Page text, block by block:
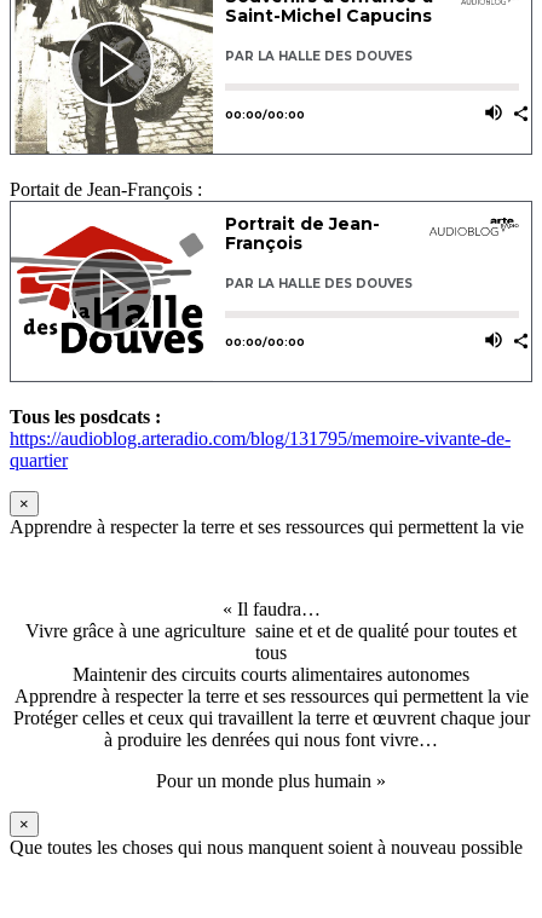
Portait de Jean-François :
Tous les posdcats :
https://audioblog.arteradio.com/blog/131795/memoire-vivante-de-
quartier
×
Apprendre à respecter la terre et ses ressources qui permettent la vie
« Il faudra…
Vivre grâce à une agriculture saine et et de qualité pour toutes et
tous
Maintenir des circuits courts alimentaires autonomes
Apprendre à respecter la terre et ses ressources qui permettent la vie
Protéger celles et ceux qui travaillent la terre et œuvrent chaque jour
à produire les denrées qui nous font vivre…
Pour un monde plus humain »
×
Que toutes les choses qui nous manquent soient à nouveau possible